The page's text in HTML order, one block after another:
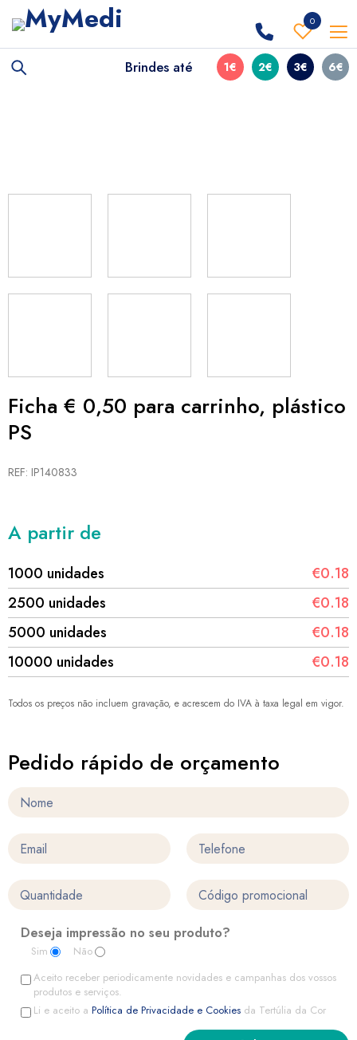
0
Brindes até 1€ 2€ 3€ 6€
Ficha € 0,50 para carrinho, plástico
PS
REF: IP140833
A partir de
1000 unidades
€0.18
2500 unidades
€0.18
5000 unidades
€0.18
10000 unidades
€0.18
Todos os preços não incluem gravação, e acrescem do IVA à taxa legal em vigor.
Pedido rápido de orçamento
Deseja impressão no seu produto?
Sim
Não
Aceito receber periodicamente novidades e campanhas dos vossos
produtos e serviços.
Li e aceito a Política de Privacidade e Cookies da Tertúlia da Cor